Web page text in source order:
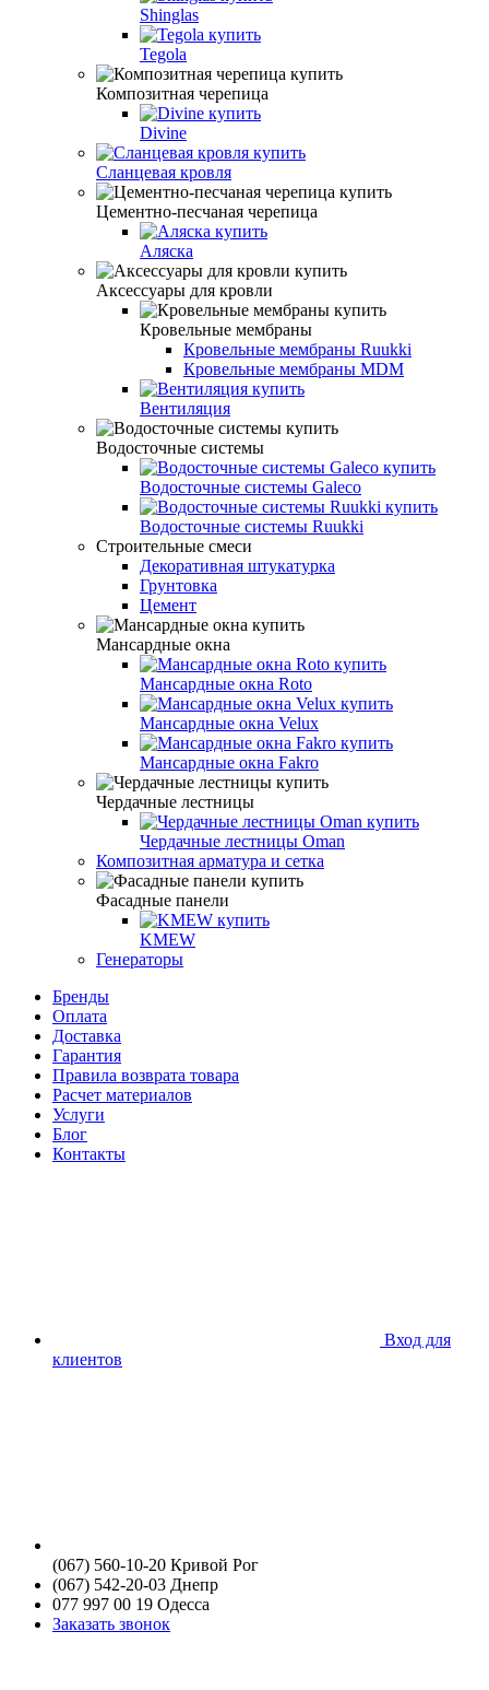
Shinglas
Tegola
Композитная черепица
Divine
Сланцевая кровля
Цементно-песчаная черепица
Аляска
Аксессуары для кровли
Кровельные мембраны
Кровельные мембраны Ruukki
Кровельные мембраны MDM
Вентиляция
Водосточные системы
Водосточные системы Galeco
Водосточные системы Ruukki
Строительные смеси
Декоративная штукатурка
Грунтовка
Цемент
Мансардные окна
Мансардные окна Roto
Мансардные окна Velux
Мансардные окна Fakro
Чердачные лестницы
Чердачные лестницы Oman
Композитная арматура и сетка
Фасадные панели
KMEW
Генераторы
Бренды
Оплата
Доставка
Гарантия
Правила возврата товара
Расчет материалов
Услуги
Блог
Контакты
Вход для
клиентов
(067) 560-10-20 Кривой Рог
(067) 542-20-03 Днепр
077 997 00 19 Одесса
Заказать звонок